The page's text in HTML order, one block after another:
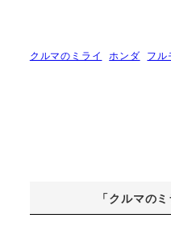
クルマのミライ ホンダ フル
「クルマの